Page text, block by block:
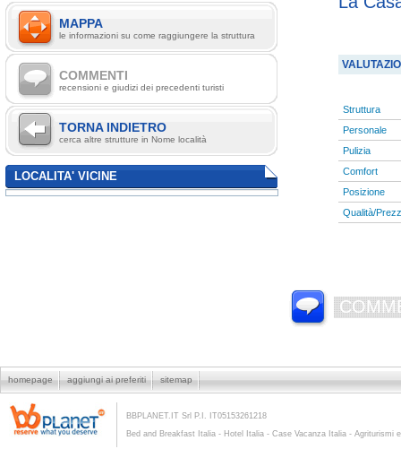
MAPPA
le informazioni su come raggiungere la struttura
COMMENTI
recensioni e giudizi dei precedenti turisti
TORNA INDIETRO
cerca altre strutture in Nome località
LOCALITA' VICINE
Struttura
Personale
Pulizia
Comfort
Posizione
Qualità/
homepage aggiungi ai preferiti sitemap
BBPLANET.IT Srl P.I. IT05153261218
Bed and Breakfast Italia - Hotel Italia - Case Vacanza Italia - Agriturismi